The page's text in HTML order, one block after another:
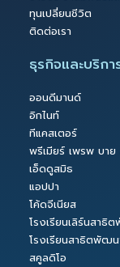
ทุนเปลี่ยนชีวิต
ติดต่อเรา
ธุรกิจและบริกา
ออนดีมานด์
อิกไนท์
ทีแคสเตอร์
พรีเมียร์ เพรพ บา
เอ็ดดูสมิธ
แอปปา
โค้ดจีเนียส
โรงเรียนเลิร์นสาธิ
โรงเรียนสาธิตพัฒน
สคูลดิโอ